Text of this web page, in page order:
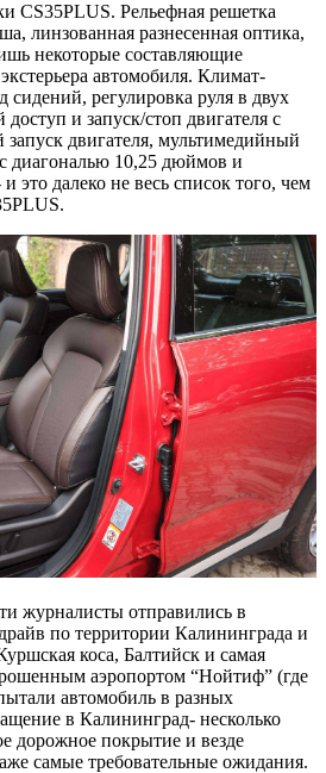
CS35PLUS. Рельефная решетка
линзованная разнесенная оптика,
некоторые составляющие
автомобиля. Климат-
сидений, регулировка руля в двух
и запуск/стоп двигателя с
двигателя, мультимедийный
диагональю 10,25 дюймов и
это далеко не весь список того, чем
журналисты отправились в
по территории Калининграда и
коса, Балтийск и самая
аэропортом “Нойтиф” (где
автомобиль в разных
в Калининград- несколько
дорожное покрытие и везде
самые требовательные ожидания.